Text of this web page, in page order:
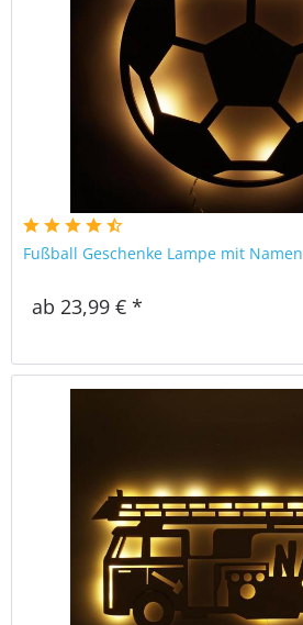
Fußball Geschenke Lampe mit Namen
ab 23,99 € *